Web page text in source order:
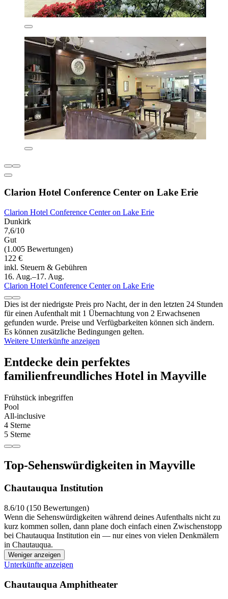
Clarion Hotel Conference Center on Lake Erie
Clarion Hotel Conference Center on Lake Erie
Dunkirk
7,6/10
Gut
(1.005 Bewertungen)
122 €
inkl. Steuern & Gebühren
16. Aug.–17. Aug.
Clarion Hotel Conference Center on Lake Erie
Dies ist der niedrigste Preis pro Nacht, der in den letzten 24 Stunden
für einen Aufenthalt mit 1 Übernachtung von 2 Erwachsenen
gefunden wurde. Preise und Verfügbarkeiten können sich ändern.
Es können zusätzliche Bedingungen gelten.
Weitere Unterkünfte anzeigen
Entdecke dein perfektes
familienfreundliches Hotel in Mayville
Frühstück inbegriffen
Pool
All-inclusive
4 Sterne
5 Sterne
Top-Sehenswürdigkeiten in Mayville
Chautauqua Institution
8.6/10 (150 Bewertungen)
Wenn die Sehenswürdigkeiten während deines Aufenthalts nicht zu
kurz kommen sollen, dann plane doch einfach einen Zwischenstopp
bei Chautauqua Institution ein — nur eines von vielen Denkmälern
in Chautauqua.
Weniger anzeigen
Unterkünfte anzeigen
Chautauqua Amphitheater